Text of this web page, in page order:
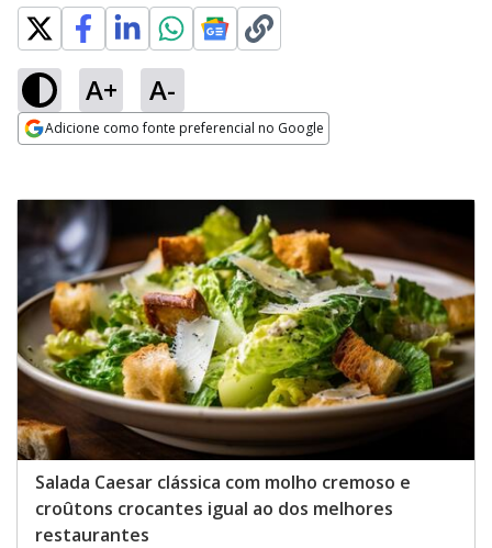
A+ A-
Adicione como fonte preferencial no Google
Salada Caesar clássica com molho cremoso e
croûtons crocantes igual ao dos melhores
restaurantes